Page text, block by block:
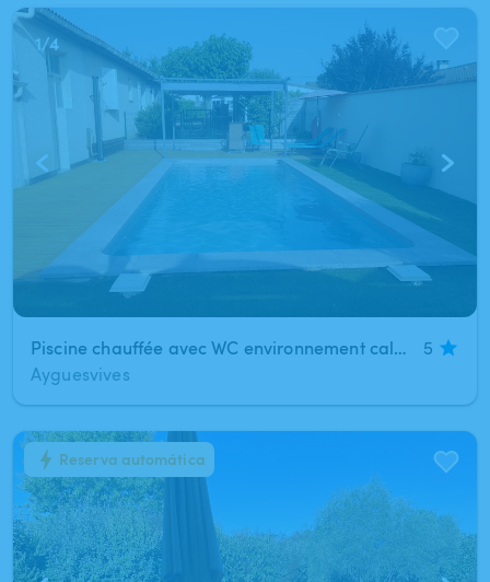
1/4
Piscine chauffée avec WC environnement calme à Ayguesvives (pas de location de week end )
5
Ayguesvives
1/2 Reserva automática